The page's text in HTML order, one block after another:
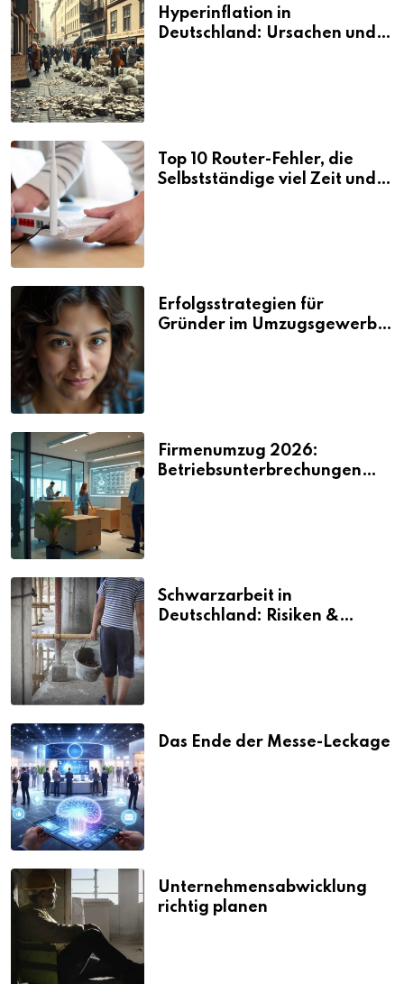
Hyperinflation in
Deutschland: Ursachen und
Top 10 Router-Fehler, die
Selbstständige viel Zeit und
Erfolgsstrategien für
Gründer im Umzugsgewerbe
Firmenumzug 2026:
Betriebsunterbrechungen
Schwarzarbeit in
Deutschland: Risiken &
Das Ende der Messe-Leckage
Unternehmensabwicklung
richtig planen